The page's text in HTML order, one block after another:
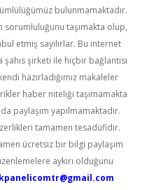
bulunmamaktadır.
sorumluluğunu taşımakta olup,
etmiş sayılırlar. Bu internet
şirketi ile hiçbir bağlantısı
hazırladığımız makaleler
haber niteliği taşımamakta
paylaşım yapılmamaktadır.
tamamen tesadüfidir.
ücretsiz bir bilgi paylaşım
aykırı olduğunu